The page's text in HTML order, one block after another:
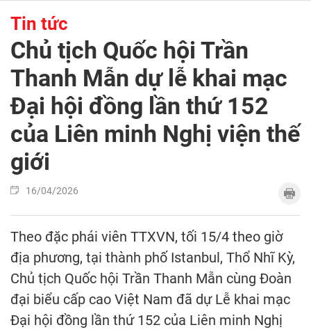
Tin tức
Chủ tịch Quốc hội Trần
Thanh Mẫn dự lễ khai mạc
Đại hội đồng lần thứ 152
của Liên minh Nghị viện thế
giới
16/04/2026
Theo đặc phái viên TTXVN, tối 15/4 theo giờ
địa phương, tại thành phố Istanbul, Thổ Nhĩ Kỳ,
Chủ tịch Quốc hội Trần Thanh Mẫn cùng Đoàn
đại biểu cấp cao Việt Nam đã dự Lễ khai mạc
Đại hội đồng lần thứ 152 của Liên minh Nghị